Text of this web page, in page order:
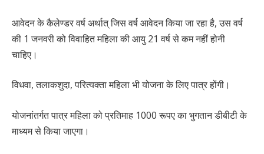
आवेदन के कैलेण्डर वर्ष अर्थात् जिस वर्ष आवेदन किया जा रहा है, उस वर्ष
की 1 जनवरी को विवाहित महिला की आयु 21 वर्ष से कम नहीं होनी
चाहिए।
विधवा, तलाकशुदा, परित्यक्ता महिला भी योजना के लिए पात्र होंगी।
योजनांतर्गत पात्र महिला को प्रतिमाह 1000 रूपए का भुगतान डीबीटी के
माध्यम से किया जाएगा।